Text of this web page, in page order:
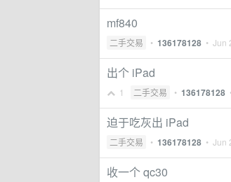
mf840
二手交易 • 136178128 • Jun
出个 iPad
1 二手交易 • 136178128
迫于吃灰出 iPad
二手交易 • 136178128 • Jun
收一个 qc30